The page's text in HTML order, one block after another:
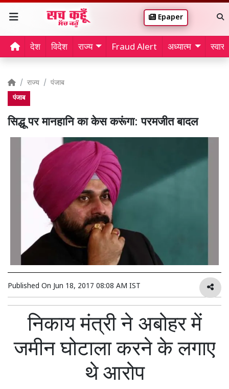
Epaper
देश विदेश राज्य Fraud Alert अध्यात्म
राज्य पंजाब
पंजाब
सिद्धू पर मानहानि का केस करूंगा: परमजीत बादल
Published On Jun 18, 2017 08:08 AM IST
निकाय मंत्री ने अबोहर में
जमीन घोटाला करने के लगाए
थे आरोप